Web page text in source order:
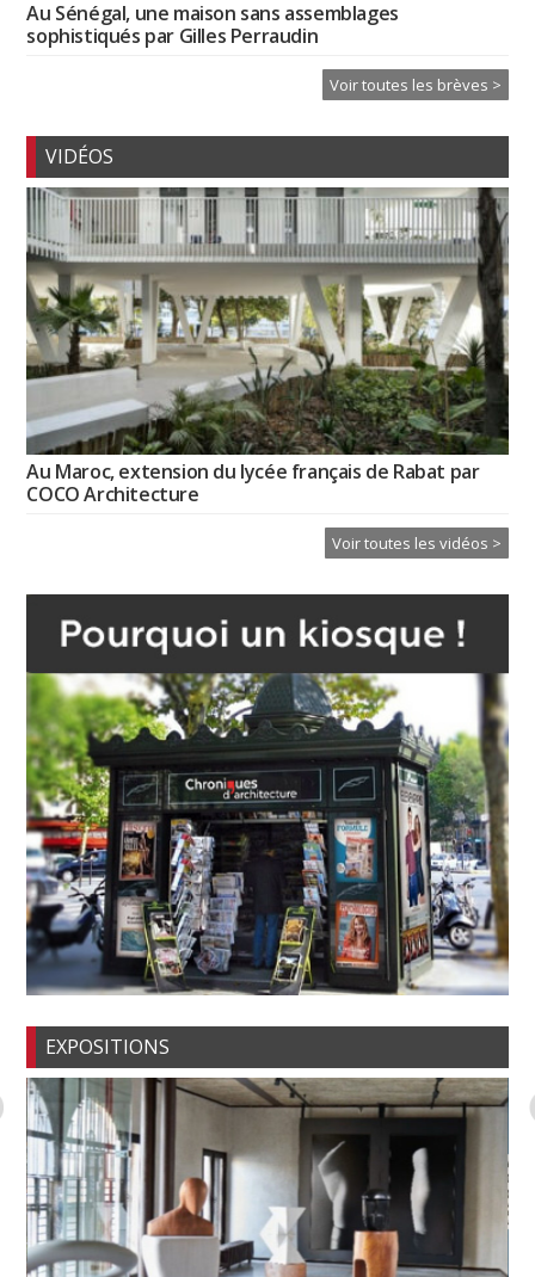
Au Sénégal, une maison sans assemblages
sophistiqués par Gilles Perraudin
Voir toutes les brèves >
VIDÉOS
Au Maroc, extension du lycée français de Rabat par
COCO Architecture
Voir toutes les vidéos >
EXPOSITIONS